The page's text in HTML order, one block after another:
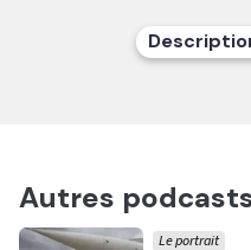
Autres
Le portrait